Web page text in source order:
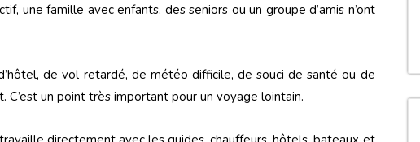
famille avec enfants, des seniors ou un groupe d’amis n’ont
de vol retardé, de météo difficile, de souci de santé ou de
un point très important pour un voyage lointain.